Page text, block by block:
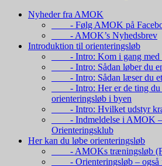
Nyheder fra AMOK
- Følg AMOK på
- AMOK’s Nyhedsbrev
Introduktion til orienteringsløb
- Intro: Kom i gang med
- Intro: Sådan løber du en
- Intro: Sådan læser du et
- Intro: Her er de ting du
orienteringsløb i byen
- Intro: Hvilket udstyr
- Indmeldelse i AMOK –
Orienteringsklub
Her kan du løbe orienteringsløb
- AMOKs træningsløb
- Orienteringsløb – også